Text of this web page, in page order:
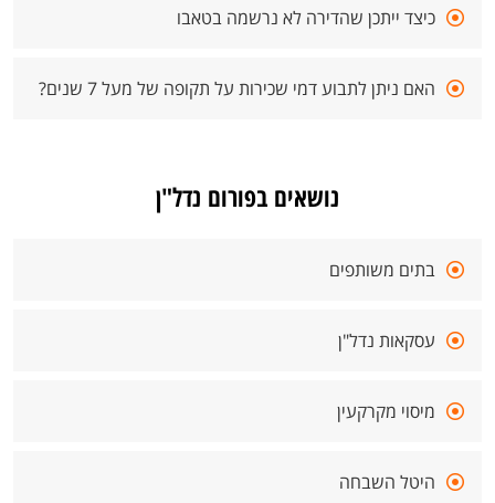
כיצד ייתכן שהדירה לא נרשמה בטאבו
האם ניתן לתבוע דמי שכירות על תקופה של מעל 7 שנים?
נושאים בפורום נדל"ן
בתים משותפים
עסקאות נדל"ן
מיסוי מקרקעין
היטל השבחה